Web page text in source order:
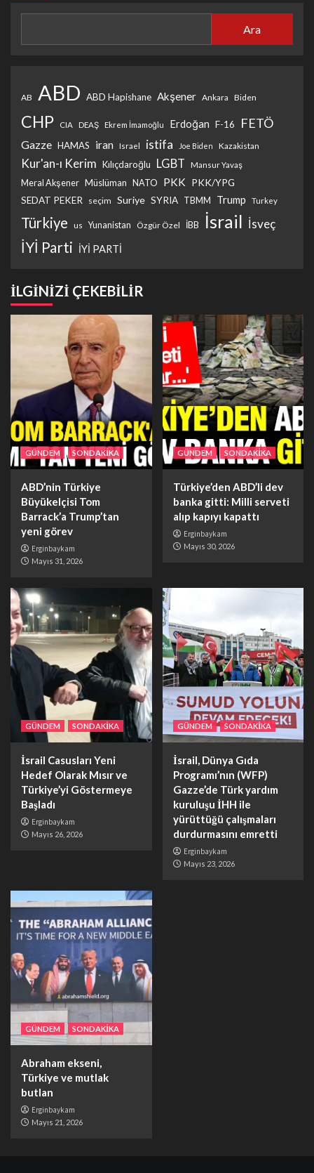
Ara
AB ABD ABD Hapishane Akşener Ankara Biden
CHP CIA DEAŞ Ekrem İmamoğlu Erdoğan F-16 FETÖ
Gazze HAMAS iran Israel istifa Joe Biden Kazakistan
Kur'an-ı Kerim Kılıçdaroğlu LGBT Mansur Yavaş
Meral Akşener Müslüman NATO PKK PKK/YPG
SEDAT PEKER seçim Suriye SYRIA TBMM Trump Turkey
Türkiye us Yunanistan Özgür Özel İBB İsrail İsveç
İYİ Parti İYİ PARTİ
İLGİNİZİ ÇEKEBİLİR
GÜNDEM SONDAKİKA
ABD’nin Türkiye
Büyükelçisi Tom
Barrack’a Trump’tan
yeni görev
Erginbaykam
Mayıs 31, 2026
GÜNDEM SONDAKİKA
Türkiye’den ABD’li dev
banka gitti: Milli serveti
alıp kapıyı kapattı
Erginbaykam
Mayıs 30, 2026
GÜNDEM SONDAKİKA
İsrail Casusları Yeni
Hedef Olarak Mısır ve
Türkiye’yi Göstermeye
Başladı
Erginbaykam
Mayıs 26, 2026
GÜNDEM SONDAKİKA
İsrail, Dünya Gıda
Programı’nın (WFP)
Gazze’de Türk yardım
kuruluşu İHH ile
yürüttüğü çalışmaları
durdurmasını emretti
Erginbaykam
Mayıs 23, 2026
GÜNDEM SONDAKİKA
Abraham ekseni,
Türkiye ve mutlak
butlan
Erginbaykam
Mayıs 21, 2026